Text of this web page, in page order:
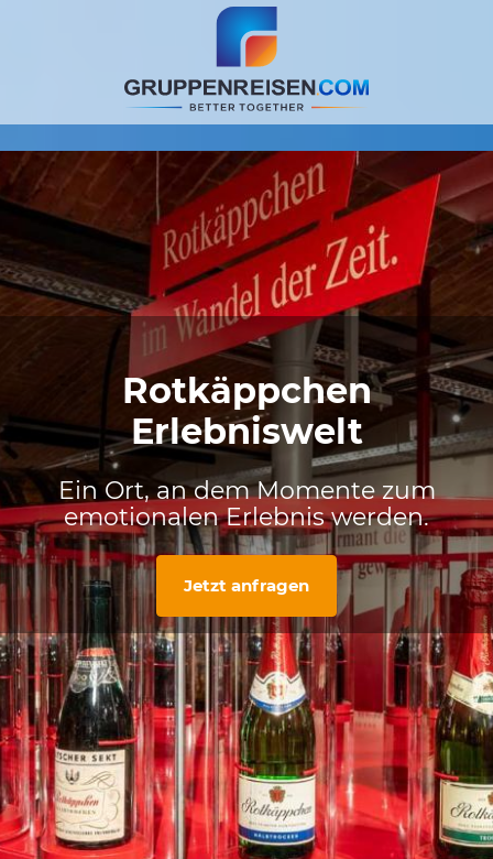
Rotkäppchen
Erlebniswelt
Ein Ort, an dem Momente zum
emotionalen Erlebnis werden.
Jetzt anfragen